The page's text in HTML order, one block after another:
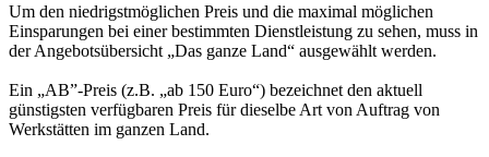
Um den niedrigstmöglichen Preis und die maximal möglichen
Einsparungen bei einer bestimmten Dienstleistung zu sehen, muss in
der Angebotsübersicht „Das ganze Land“ ausgewählt werden.
Ein „AB”-Preis (z.B. „ab 150 Euro“) bezeichnet den aktuell
günstigsten verfügbaren Preis für dieselbe Art von Auftrag von
Werkstätten im ganzen Land.